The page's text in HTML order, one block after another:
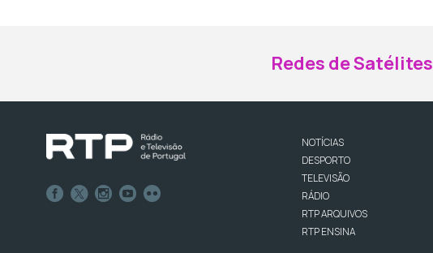
Redes de Satélites
NOTÍCIAS
DESPORTO
TELEVISÃO
RÁDIO
RTP ARQUIVOS
RTP ENSINA